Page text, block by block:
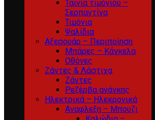
Ταινία τιμονιού –
Σερπαντίνα
Τιμόνια
Ψαλίδια
Αξεσουάρ – Περιποίηση
Μπάρες – Κάγκελα
Οθόνες
Ζάντες & Λάστιχα
Ζάντες
Ρεζέρβα ανάγκης
Ηλεκτρικά – Ηλεκρονικά
Αναφλεξη – Μπουζι